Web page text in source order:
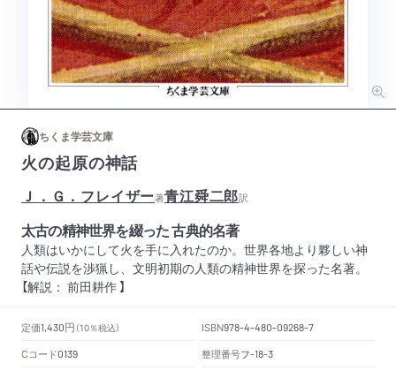
ちくま学芸文庫
火の起原の神話
Ｊ．Ｇ．フレイザー著青江舜二郎訳
太古の精神世界を綴った 古典的名著
人類はいかにして火を手に入れたのか。世界各地より夥しい神
話や伝説を渉猟し、文明初期の人類の精神世界を探った名著。
【解説： 前田耕作 】
定価1,430円 （10％税込） ISBN978-4-480-09268-7
Cコード0139 整理番号フ-18-3